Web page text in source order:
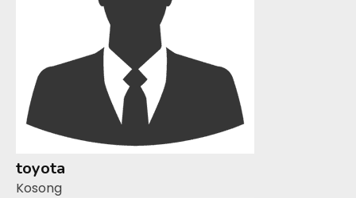
toyota
Kosong